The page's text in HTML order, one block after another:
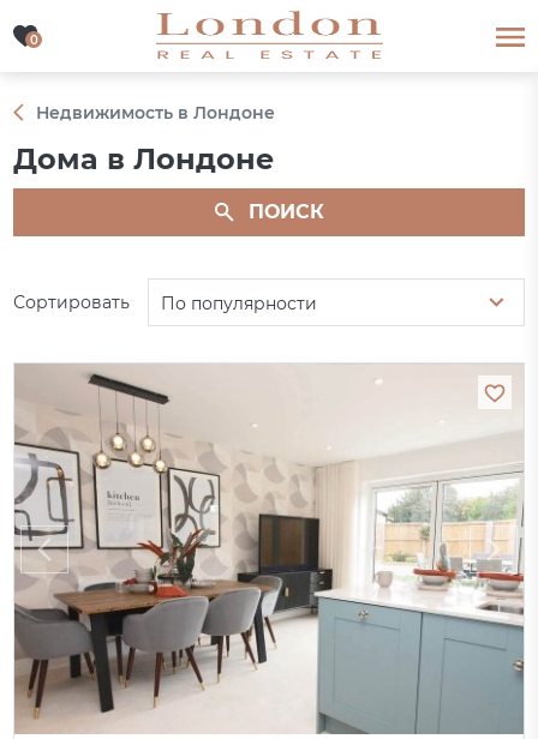
0
0
Недвижимость в Лондоне
Дома в Лондоне
ПОИСК
Сортировать По популярности